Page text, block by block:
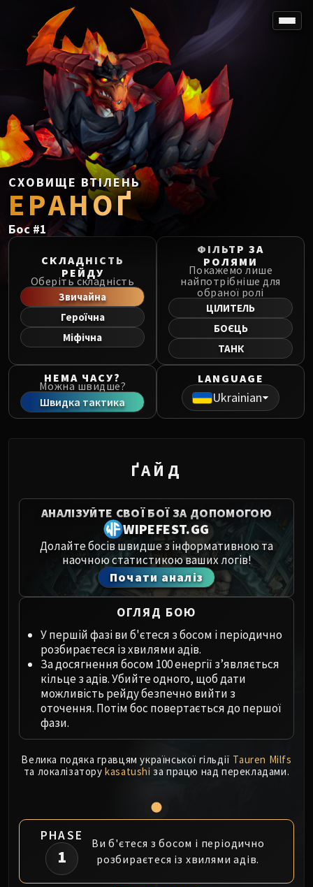
SPOREFALL
Rotmire
VS / DR / MQD
Imperator Averzian
Vorasius
Vaelgor & Ezzorak
Fallen-King Salhadaar
Lightblinded Vanguard
Crown of the Cosmos
Chimaerus the Undreamt God
Midnight Falls
SIEGE OF ORGRIMMAR
Immerseus
Fallen Protectors
Norushen
Sha of Pride
Galakras
Iron Juggernaut
Kor'kron Dark Shaman
General Nazgrim
Thok the Bloodthirsty
Siegecrafter Blackfuse
Paragons of the Klaxxi
Garrosh Hellscream
THRONE OF THUNDER
Jin'rokh the Breaker
Horridon
Council of Elders
Tortos
Megaera
Ji-Kun
Durumu the Forgotten
Primordius
Dark Animus
Iron Qon
Twin Empyreans
Lei Shen
Ra-den
Plexus Sentinel
Soulbinder Naazindhri
Forgeweaver Araz
The Soul Hunters
СХОВИЩЕ ВТІЛЕНЬ
ЕРАНОҐ
Бос#1
СКЛАДНІСТЬ
РЕЙДУ
Оберіть складність
Звичайна
Героїчна
Міфічна
ФІЛЬТР ЗА
РОЛЯМИ
Покажемо лише
найпотрібніше для
обраної ролі
ЦІЛИТЕЛЬ
БОЄЦЬ
ТАНК
НЕМА ЧАСУ?
Можна швидше?
Швидка тактика
LANGUAGE
Ukrainian
ҐАЙД
АНАЛІЗУЙТЕ СВОЇ БОЇ ЗА ДОПОМОГОЮ
WIPEFEST.GG
Долайте босів швидше з інформативною та
наочною статистикою ваших логів!
Почати аналіз
ОГЛЯД БОЮ
У першій фазі ви б'єтеся з босом і періодично
розбираєтеся із хвилями адів.
За досягнення босом 100 енергії з’являється
кільце з адів. Убийте одного, щоб дати
можливість рейду безпечно вийти з
оточення. Потім бос повертається до першої
фази.
Велика подяка гравцям української гільдії Tauren Milfs
та локалізаторуkasatushi за працю над перекладами.
PHASE
1
Ви б'єтеся з босом і періодично
розбираєтеся із хвилями адів.